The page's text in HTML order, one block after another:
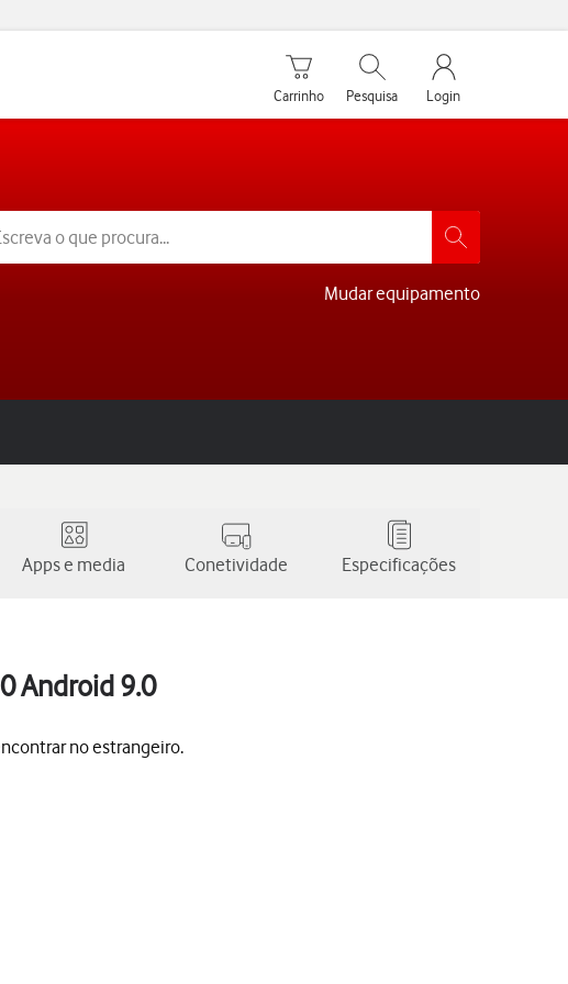
Carrinho de compras
Carrinho
Pesquisar
Pesquisa
My Vodafone
Login
Mudar equipamento
Apps e media Conetividade Especificações
Android 9.0
no estrangeiro.